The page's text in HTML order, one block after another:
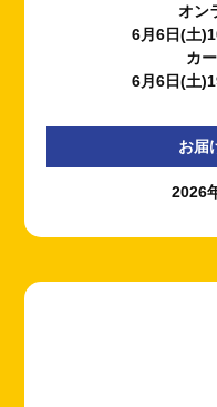
オン
6月6日(土
カ
6月6日(土
お届
2026